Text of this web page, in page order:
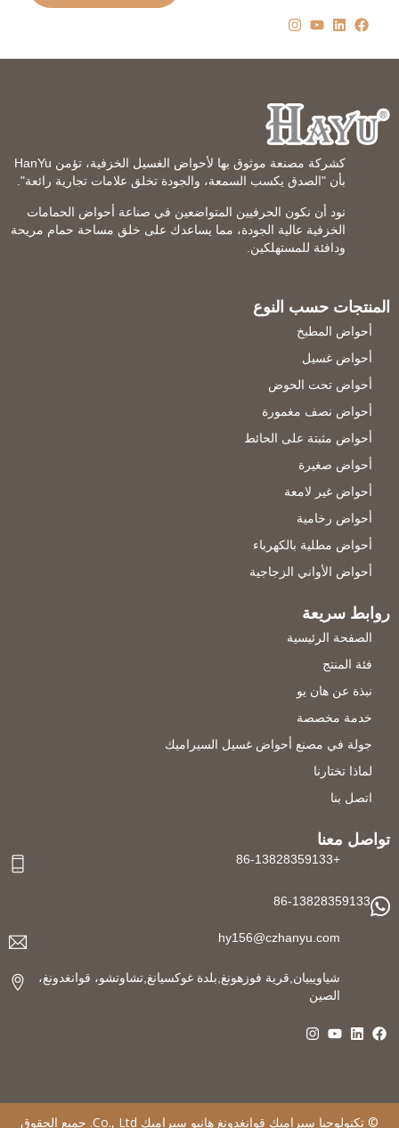
كشركة مصنعة موثوق بها لأحواض الغسيل الخزفية، تؤمن HanYu
بأن "الصدق يكسب السمعة، والجودة تخلق علامات تجارية رائعة".
نود أن نكون الحرفيين المتواضعين في صناعة أحواض الحمامات
الخزفية عالية الجودة، مما يساعدك على خلق مساحة حمام مريحة
ودافئة للمستهلكين.
المنتجات حسب النوع
أحواض المطبخ
أحواض غسيل
أحواض تحت الحوض
أحواض نصف مغمورة
أحواض مثبتة على الحائط
أحواض صغيرة
أحواض غير لامعة
أحواض رخامية
أحواض مطلية بالكهرباء
أحواض الأواني الزجاجية
روابط سريعة
الصفحة الرئيسية
فئة المنتج
نبذة عن هان يو
خدمة مخصصة
جولة في مصنع أحواض غسيل السيراميك
لماذا تختارنا
اتصل بنا
تواصل معنا
+86-13828359133
86-13828359133
hy156@czhanyu.com
شياويبيان,قرية فوزهونغ,بلدة غوكسيانغ,تشاوتشو، قوانغدونغ،
الصين
© تكنولوجيا سيراميك قوانغدونغ هانيو سيراميك Co., Ltd. جميع الحقوق